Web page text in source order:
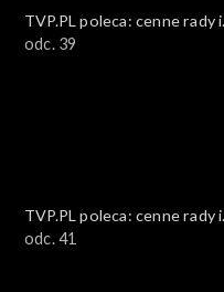
TVP.PL poleca: cenne rady i
ciekawostki
odc. 39
TVP.PL poleca: cenne rady i
ciekawostki
odc. 41